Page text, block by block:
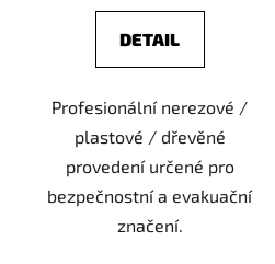
DETAIL
Profesionální nerezové /
plastové / dřevěné
provedení určené pro
bezpečnostní a evakuační
značení.